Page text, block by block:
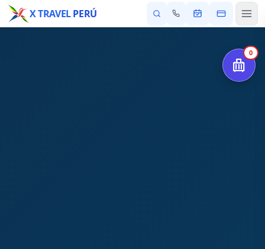
X TRAVELPERÚ
0